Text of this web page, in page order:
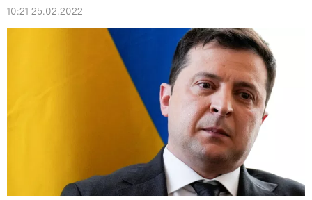
10:21 25.02.2022